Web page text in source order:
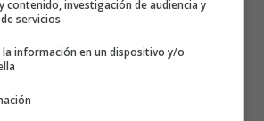
contenido, investigación de audiencia y
servicios
la información en un dispositivo y/o